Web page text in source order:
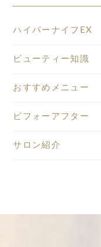
ハイパーナイフEX
ビューティー知識
おすすめメニュー
ビフォーアフター
サロン紹介